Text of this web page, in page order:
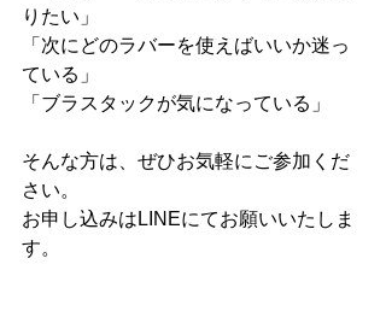
りたい」
「次にどのラバーを使えばいいか迷っ
ている」
「ブラスタックが気になっている」
そんな方は、ぜひお気軽にご参加くだ
さい。
お申し込みはLINEにてお願いいたしま
す。